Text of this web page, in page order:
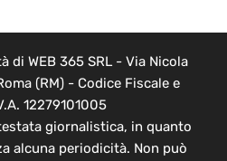
di WEB 365 SRL - Via Nicola
(RM) - Codice Fiscale e
12279101005
giornalistica, in quanto
alcuna periodicità. Non può